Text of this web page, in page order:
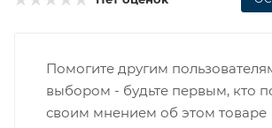
Помогите другим
выбором - будьте первым, кто
своим мнением об этом товаре